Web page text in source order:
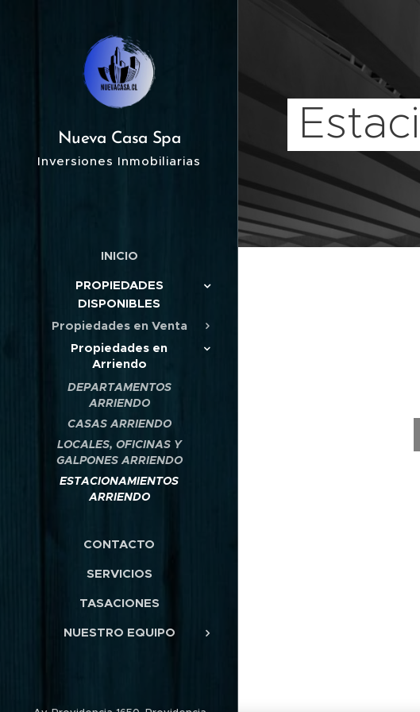
Nueva Casa Spa
Inversiones Inmobiliarias
INICIO
PROPIEDADES
DISPONIBLES
Propiedades en Venta
Propiedades en
Arriendo
DEPARTAMENTOS
ARRIENDO
CASAS ARRIENDO
LOCALES, OFICINAS Y
GALPONES ARRIENDO
ESTACIONAMIENTOS
ARRIENDO
CONTACTO
SERVICIOS
TASACIONES
NUESTRO EQUIPO